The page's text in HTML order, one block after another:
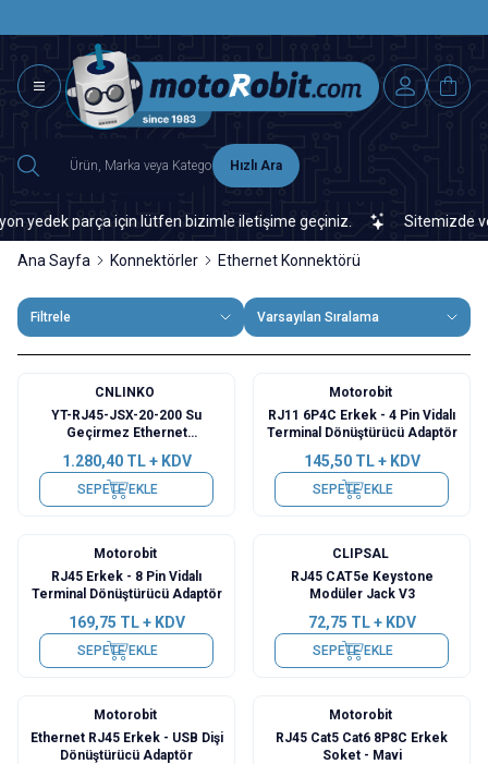
Hızlı Ara
parça için lütfen bizimle iletişime geçiniz. Sitemizde veya
Ana Sayfa Konnektörler Ethernet Konnektörü
Filtrele Varsayılan Sıralama
CNLINKO
YT-RJ45-JSX-20-200 Su
Geçirmez Ethernet
1.280,40TL + KDV
SEPETE EKLE
Motorobit
RJ11 6P4C Erkek - 4 Pin Vidalı
Terminal Dönüştürücü Adaptör
145,50TL + KDV
SEPETE EKLE
Motorobit
RJ45 Erkek - 8 Pin Vidalı
Terminal Dönüştürücü Adaptör
169,75 TL + KDV
SEPETE EKLE
CLIPSAL
RJ45 CAT5e Keystone
Modüler Jack V3
72,75 TL + KDV
SEPETE EKLE
Motorobit
Ethernet RJ45 Erkek - USB Dişi
Dönüştürücü Adaptör
Motorobit
RJ45 Cat5 Cat6 8P8C Erkek
Soket - Mavi